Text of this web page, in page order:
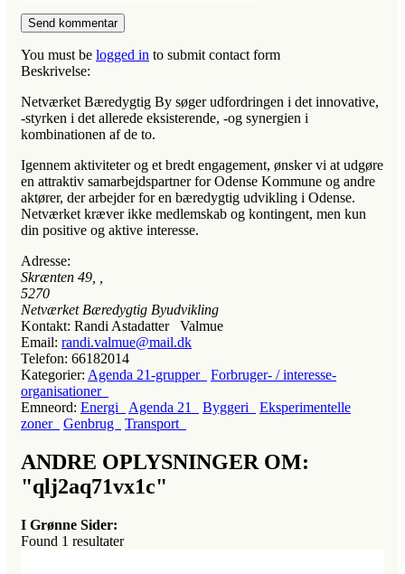
You must be logged in to submit contact form
Beskrivelse:
Netværket Bæredygtig By søger udfordringen i det innovative,
-styrken i det allerede eksisterende, -og synergien i
kombinationen af de to.
Igennem aktiviteter og et bredt engagement, ønsker vi at udgøre
en attraktiv samarbejdspartner for Odense Kommune og andre
aktører, der arbejder for en bæredygtig udvikling i Odense.
Netværket kræver ikke medlemskab og kontingent, men kun
din positive og aktive interesse.
Adresse:
Skrænten 49
5270
Netværket Bæredygtig Byudvikling
Kontakt: Randi Astadatter Valmue
Email: randi.valmue@mail.dk
Telefon: 66182014
Kategorier: Agenda 21-grupper
Forbruger- / interesse-
organisationer
Emneord: Energi Agenda 21 Byggeri
Eksperimentelle
zoner
Genbrug Transport
ANDRE OPLYSNINGER OM:
"qlj2aq71vx1c"
I Grønne Sider:
Found 1 resultater